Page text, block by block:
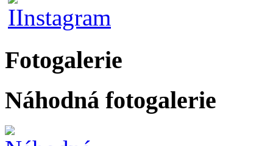
Fotogalerie
Náhodná fotogalerie